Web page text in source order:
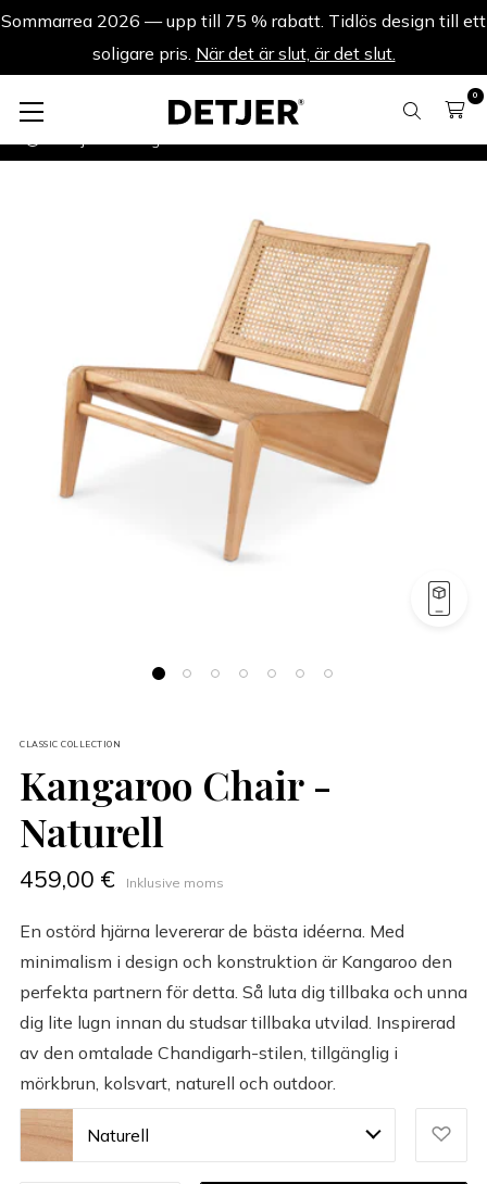
Sommarrea 2026 — upp till 75 % rabatt. Tidlös design till ett
soligare pris. När det är slut, är det slut.
0
CLASSIC COLLECTION
Kangaroo Chair -
Naturell
459,00 € Inklusive moms
En ostörd hjärna levererar de bästa idéerna. Med
minimalism i design och konstruktion är Kangaroo den
perfekta partnern för detta. Så luta dig tillbaka och unna
dig lite lugn innan du studsar tillbaka utvilad. Inspirerad
av den omtalade Chandigarh-stilen, tillgänglig i
mörkbrun, kolsvart, naturell och outdoor.
Naturell